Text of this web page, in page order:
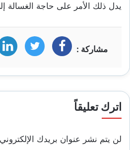
يدل ذلك الأمر على حاجة الغسالة
مشاركة : فيسبوك تويتر
اترك تعليقاً
لن يتم نشر عنوان بريدك